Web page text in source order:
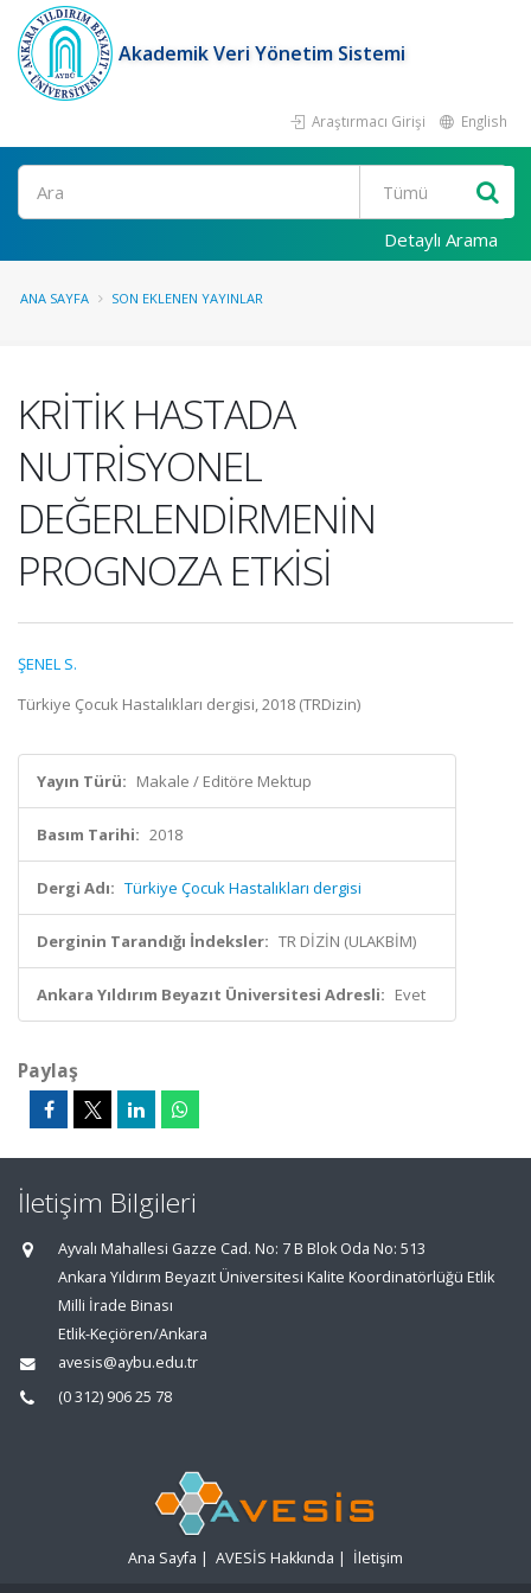
Akademik Veri Yönetim Sistemi
Araştırmacı Girişi English
Ara
Detaylı Arama
ANA SAYFA SON EKLENEN YAYINLAR
KRİTİK HASTADA
NUTRİSYONEL
DEĞERLENDİRMENİN
PROGNOZA ETKİSİ
ŞENEL S.
Türkiye Çocuk Hastalıkları dergisi, 2018 (TRDizin)
Yayın Türü: Makale / Editöre Mektup
Basım Tarihi: 2018
Dergi Adı: Türkiye Çocuk Hastalıkları dergisi
Derginin Tarandığı İndeksler: TR DİZİN (ULAKBİM)
Ankara Yıldırım Beyazıt Üniversitesi Adresli: Evet
Paylaş
İletişim Bilgileri
Ayvalı Mahallesi Gazze Cad. No: 7 B Blok Oda No: 513
Ankara Yıldırım Beyazıt Üniversitesi Kalite Koordinatörlüğü Etlik
Milli İrade Binası
Etlik-Keçiören/Ankara
avesis@aybu.edu.tr
(0 312) 906 25 78
Ana Sayfa | AVESİS Hakkında | İletişim